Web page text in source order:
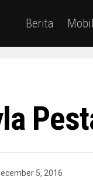
Berita Mobil
5, 2016